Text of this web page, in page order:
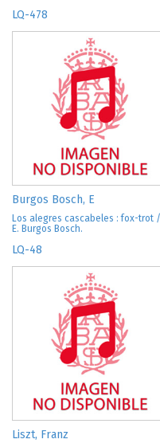
LQ-478
Burgos Bosch, E
Los alegres cascabeles : fox-trot /
E. Burgos Bosch.
LQ-48
Liszt, Franz